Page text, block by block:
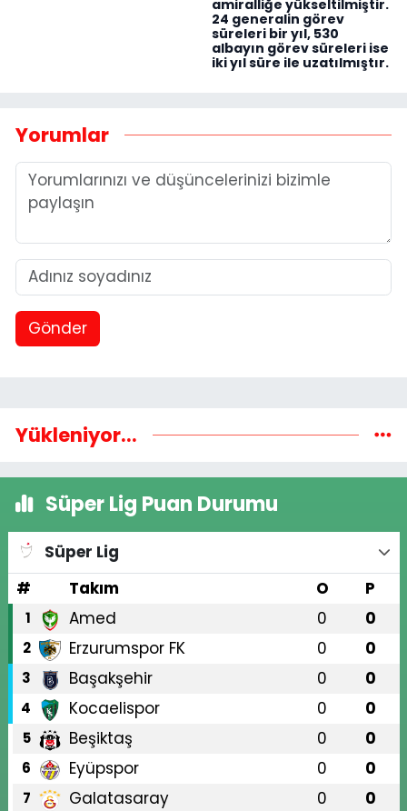
amiralliğe yükseltilmiştir.
24 generalin görev
süreleri bir yıl, 530
albayın görev süreleri ise
iki yıl süre ile uzatılmıştır.
Yorumlar
Gönder
Yükleniyor...
Süper Lig Puan Durumu
Süper Lig
#
Takım O P
1 Amed 0 0
2 Erzurumspor FK 0 0
3 Başakşehir 0 0
4 Kocaelispor 0 0
5 Beşiktaş 0 0
6 Eyüpspor 0 0
7 Galatasaray 0 0